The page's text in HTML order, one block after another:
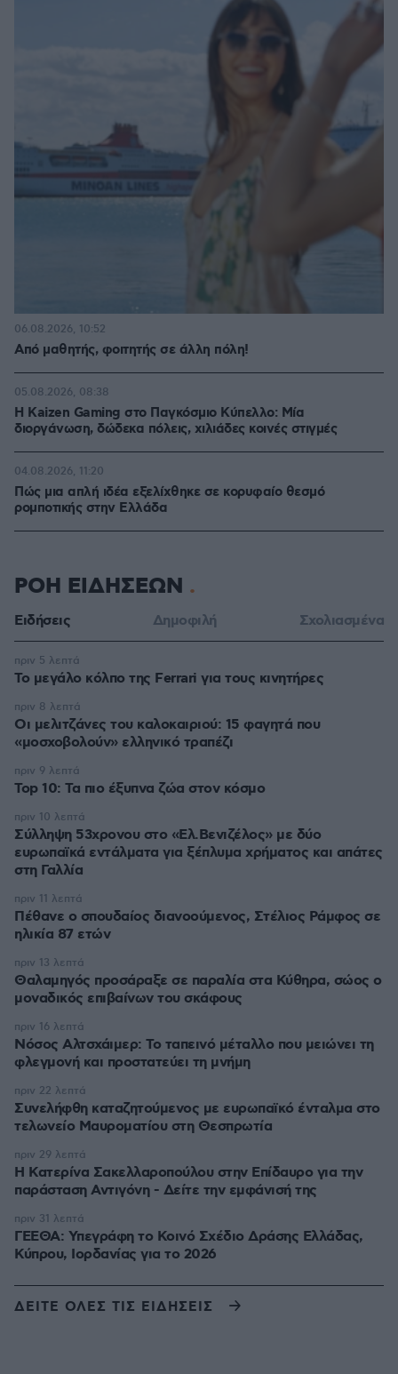
Από μαθητής, φοιτητής σε άλλη πόλη!
06.08.2026, 10:52
H Kaizen Gaming στο Παγκόσμιο Kύπελλο: Μία
διοργάνωση, δώδεκα πόλεις, χιλιάδες κοινές στιγμές
05.08.2026, 08:38
Πώς μια απλή ιδέα εξελίχθηκε σε κορυφαίο θεσμό
ρομποτικής στην Ελλάδα
04.08.2026, 11:20
ΡΟΗ ΕΙΔΗΣΕΩΝ
Ειδήσεις Δημοφιλή Σχολιασμένα
Το μεγάλο κόλπο της Ferrari για τους κινητήρες
πριν 5 λεπτά
Οι μελιτζάνες του καλοκαιριού: 15 φαγητά που
«μοσχοβολούν» ελληνικό τραπέζι
πριν 8 λεπτά
Top 10: Τα πιο έξυπνα ζώα στον κόσμο
πριν 9 λεπτά
Σύλληψη 53χρονου στο «Ελ.Βενιζέλος» με δύο
ευρωπαϊκά εντάλματα για ξέπλυμα χρήματος και απάτες
στη Γαλλία
πριν 10 λεπτά
Πέθανε ο σπουδαίος διανοούμενος, Στέλιος Ράμφος σε
ηλικία 87 ετών
πριν 11 λεπτά
Θαλαμηγός προσάραξε σε παραλία στα Κύθηρα, σώος ο
μοναδικός επιβαίνων του σκάφους
πριν 13 λεπτά
Νόσος Αλτσχάιμερ: Το ταπεινό μέταλλο που μειώνει τη
φλεγμονή και προστατεύει τη μνήμη
πριν 16 λεπτά
Συνελήφθη καταζητούμενος με ευρωπαϊκό ένταλμα στο
τελωνείο Μαυροματίου στη Θεσπρωτία
πριν 22 λεπτά
Η Κατερίνα Σακελλαροπούλου στην Επίδαυρο για την
παράσταση Αντιγόνη - Δείτε την εμφάνισή της
πριν 29 λεπτά
ΓΕΕΘΑ: Υπεγράφη το Κοινό Σχέδιο Δράσης Ελλάδας,
Κύπρου, Ιορδανίας για το 2026
πριν 31 λεπτά
ΔΕΙΤΕ ΟΛΕΣ ΤΙΣ ΕΙΔΗΣΕΙΣ